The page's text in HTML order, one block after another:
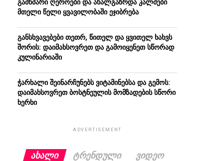
გამხმარი ღეროები და ახალგაზრდა კალმები
მთელი წელი ყვავილობაში ეჯიბრება
განსხვავებები თეთრ, წითელ და ყვითელ ხახვს
შორის: დაიმახსოვრეთ და გამოიყენეთ სწორად
კულინარიაში
ჭარხალი შეინარჩუნებს ვიტამინებსა და გემოს:
დაიმახსოვრეთ ბოსტნეულის მომზადების სწორი
ხერხი
ADVERTISEMENT
ᲐᲮᲐᲚᲘ ᲢᲠᲔᲜᲓᲣᲚᲘ ᲕᲘᲓᲔᲝ